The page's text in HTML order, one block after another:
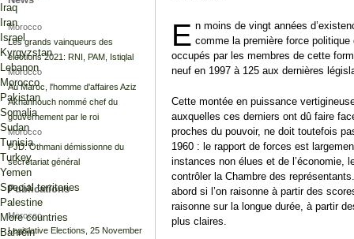
E n moins de vingt années
comme la première force
occupés par les membres de cette
neuf en 1997 à 125 aux dernières
Cette montée en puissance
auxquelles ces derniers ont dû faire
proches du pouvoir, ne doit toutefois
1960 : le rapport de forces est
instances non élues et de l’économie,
contrôler la Chambre des
abord si l’on raisonne à partir des
raisonne sur la longue durée, à partir
plus claires.
Iraq
Iran
Israel
Kyrgyzstan
Lebanon
Morocco
Pakistan
Somalia
Sudan
Tunisia
Turkey
Yemen
Special territories
Palestine
More countries
Bahréin
Morocco
Les grands vainqueurs des
élections 2021: RNI, PAM, Istiqlal
Morocco
Au Maroc, l'homme d'affaires Aziz
Akhannouch nommé chef du
gouvernement par le roi
Morocco
PJD: Othmani démissionne du
secrétariat général
Publications
Morocco
Legislative Elections, 25 November